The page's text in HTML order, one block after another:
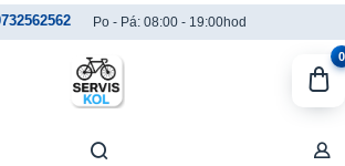
Po - Pá: 08:00 - 19:00hod
0